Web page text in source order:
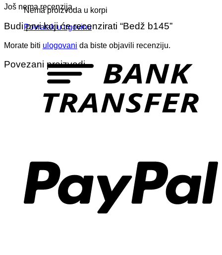
Nema proizvoda u korpi
Povratak u trgovinu
Još nema recenzija.
Budi prvi koji će recenzirati “Bedž b145”
Morate biti ulogovani da biste objavili recenziju.
Povezani proizvodi